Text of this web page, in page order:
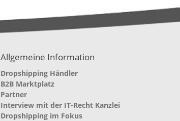
Allgemeine Information
Dropshipping Händler
B2B Marktplatz
Partner
Interview mit der IT-Recht Kanzlei
Dropshipping im Fokus